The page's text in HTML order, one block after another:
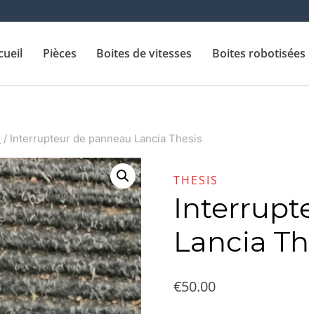
Pièces Boites de vitesses Boites robotisées
/ Interrupteur de panneau Lancia Thesis
THESIS
Lancia
€50.00